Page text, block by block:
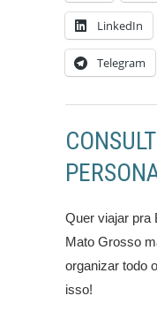
LinkedIn
Telegram
Quer viajar pra
Mato Grosso
organizar todo
isso!